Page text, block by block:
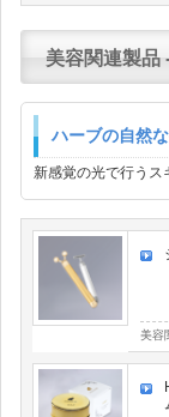
美容関連製品
ハーブの自然
新感覚の光で行うス
美容